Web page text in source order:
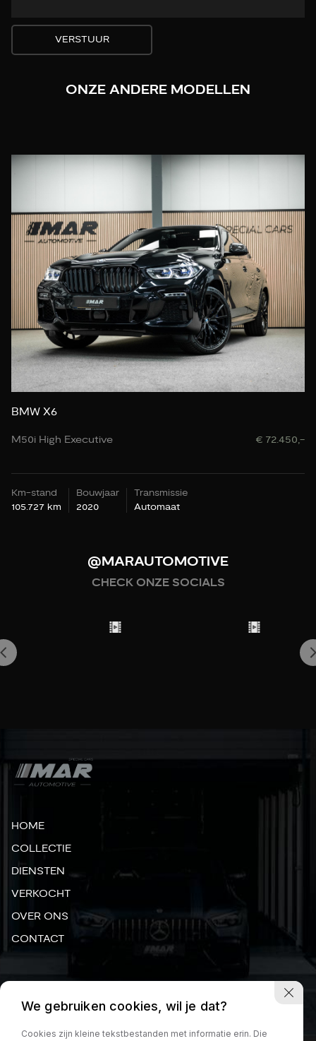
VERSTUUR
ONZE ANDERE MODELLEN
BMW X6
M50i High Executive € 72.450,-
Km-stand
105.727 km
Bouwjaar
2020
Transmissie
Automaat
@MARAUTOMOTIVE
CHECK ONZE SOCIALS
HOME
COLLECTIE
DIENSTEN
VERKOCHT
OVER ONS
CONTACT
INFO@MAR-AUTOMOTIVE.NL
JERMAINE: +31 6 29 03 22 44
We gebruiken cookies, wil je dat?
Cookies zijn kleine tekstbestanden met informatie erin. Die